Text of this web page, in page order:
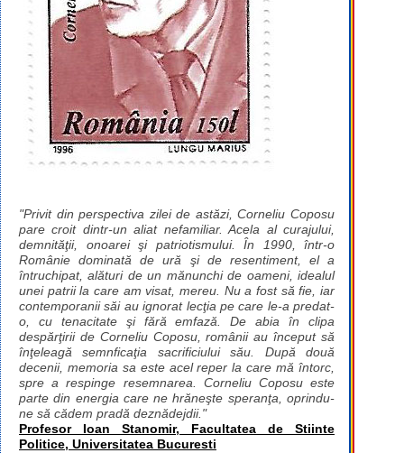
"Privit din perspectiva zilei de astăzi, Corneliu Coposu
pare croit dintr-un aliat nefamiliar. Acela al curajului,
demnităţii, onoarei şi patriotismului. În 1990, într-o
Românie dominată de ură şi de resentiment, el a
întruchipat, alături de un mănunchi de oameni, idealul
unei patrii la care am visat, mereu. Nu a fost să fie, iar
contemporanii săi au ignorat lecţia pe care le-a predat-
o, cu tenacitate şi fără emfază. De abia în clipa
despărţirii de Corneliu Coposu, românii au început să
înţeleagă semnficaţia sacrificiului său. După două
decenii, memoria sa este acel reper la care mă întorc,
spre a respinge resemnarea. Corneliu Coposu este
parte din energia care ne hrăneşte speranţa, oprindu-
ne să cădem pradă deznădejdii."
Profesor Ioan Stanomir, Facultatea de Stiinte
Politice, Universitatea Bucuresti